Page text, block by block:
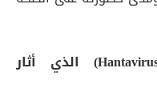
ما هو فيروس “هانتا” (Hantavirus) الذي أثار